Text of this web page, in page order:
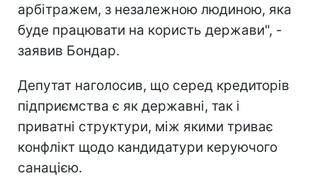
арбітражем, з незалежною людиною, яка
буде працювати на користь держави", -
заявив Бондар.
Депутат наголосив, що серед кредиторів
підприємства є як державні, так і
приватні структури, між якими триває
конфлікт щодо кандидатури керуючого
санацією.